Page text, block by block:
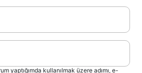
yaptığımda kullanılmak üzere adımı, e-